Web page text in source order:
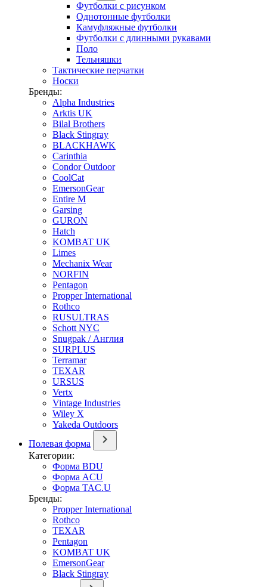
Футболки с рисунком
Однотонные футболки
Камуфляжные футболки
Футболки с длинными рукавами
Поло
Тельняшки
Тактические перчатки
Носки
Бренды:
Alpha Industries
Arktis UK
Bilal Brothers
Black Stingray
BLACKHAWK
Carinthia
Condor Outdoor
CoolCat
EmersonGear
Entire M
Garsing
GURON
Hatch
KOMBAT UK
Limes
Mechanix Wear
NORFIN
Pentagon
Propper International
Rothco
RUSULTRAS
Schott NYC
Snugpak / Англия
SURPLUS
Terramar
TEXAR
URSUS
Vertx
Vintage Industries
Wiley X
Yakeda Outdoors
Полевая форма
Категории:
Форма BDU
Форма ACU
Форма TAC.U
Бренды:
Propper International
Rothco
TEXAR
Pentagon
KOMBAT UK
EmersonGear
Black Stingray